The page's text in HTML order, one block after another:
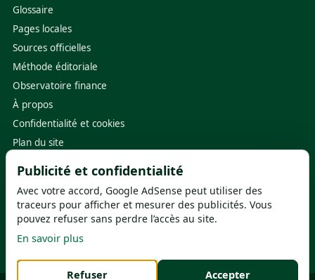
Glossaire
Pages locales
Sources officielles
Méthode éditoriale
Observatoire finance
À propos
Confidentialité et cookies
Plan du site
Banque de France·ACPR
ABE Info Service·FGDR
Service-Public.fr·
Publicité et confidentialité
Avec votre accord, Google AdSense peut utiliser des
traceurs pour afficher et mesurer des publicités. Vous
pouvez refuser sans perdre l’accès au site.
En savoir plus
Refuser Accepter